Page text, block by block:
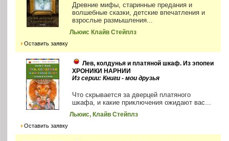
Древние мифы, старинные предания и
волшебные сказки, детские впечатления и
взрослые размышления...
Льюис Клайв Стейплз
Оставить заявку
Лев, колдунья и платяной шкаф. Из эпопеи
ХРОНИКИ НАРНИИ
Из серии: Книги - мои друзья
Что скрывается за дверцей платяного
шкафа, и какие приключения ожидают вас...
Льюис, Клайв Стейплз
Оставить заявку